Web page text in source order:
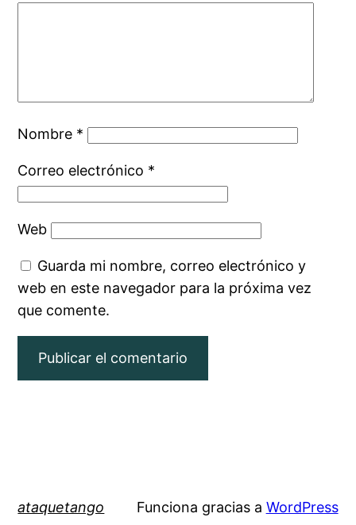
Nombre *
Correo electrónico *
Web
Guarda mi nombre, correo electrónico y
web en este navegador para la próxima vez
que comente.
ataquetango Funciona gracias a WordPress